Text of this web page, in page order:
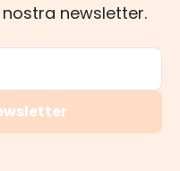
newsletter.